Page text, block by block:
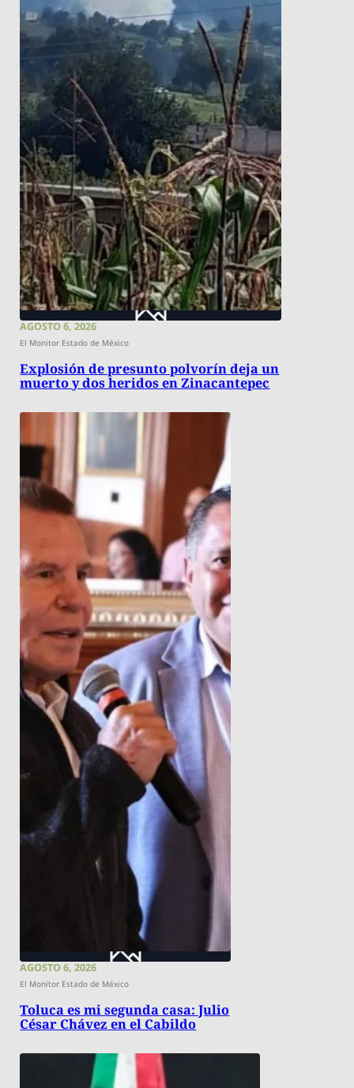
AGOSTO 6, 2026
El Monitor Estado de México
Explosión de presunto polvorín deja un
muerto y dos heridos en Zinacantepec
AGOSTO 6, 2026
El Monitor Estado de México
Toluca es mi segunda casa: Julio
César Chávez en el Cabildo